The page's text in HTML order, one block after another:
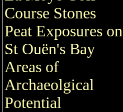
Course Stones
Peat Exposures on
St Ouën's Bay
Areas of
Archaeolgical
Potential